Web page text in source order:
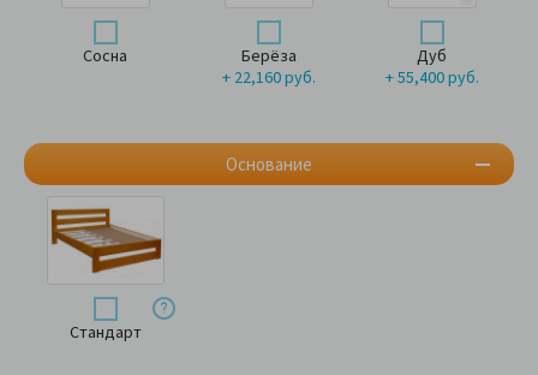
Основание
Сосна
Берёза
+ 22,160 руб.
Дуб
+ 55,400 руб.
Стандарт